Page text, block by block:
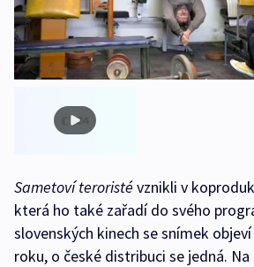
Sametoví teroristévznikli v
která ho také zařadí do svého
slovenských kinech se snímek
roku, o české distribuci se jedná.